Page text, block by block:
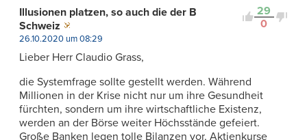
29
0
Illusionen platzen, so auch die der B
Schweiz
26.10.2020 um 08:29
Lieber Herr Claudio Grass,
die Systemfrage sollte gestellt werden. Während
Millionen in der Krise nicht nur um ihre Gesundheit
fürchten, sondern um ihre wirtschaftliche Existenz,
werden an der Börse weiter Höchsstände gefeiert.
Große Banken legen tolle Bilanzen vor, Aktienkurse